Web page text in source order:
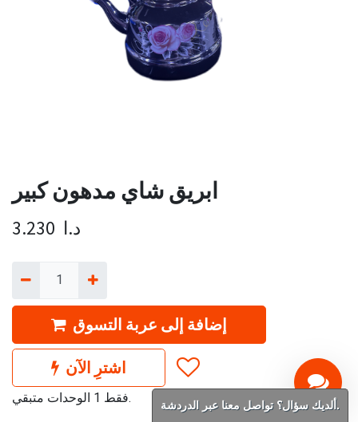
ابريق شاي مدهون كبير
3.230 د.ا
إضافة إلى عربة التسوق
اشترِ الآن
فقط 1 الوحدات متبقي.
ألديك سؤال؟ تواصل معنا عبر الدردشة.